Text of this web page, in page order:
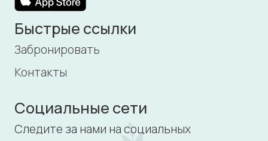
Быстрые ссылки
Забронировать
Контакты
Социальные сети
Следите за нами на социальных